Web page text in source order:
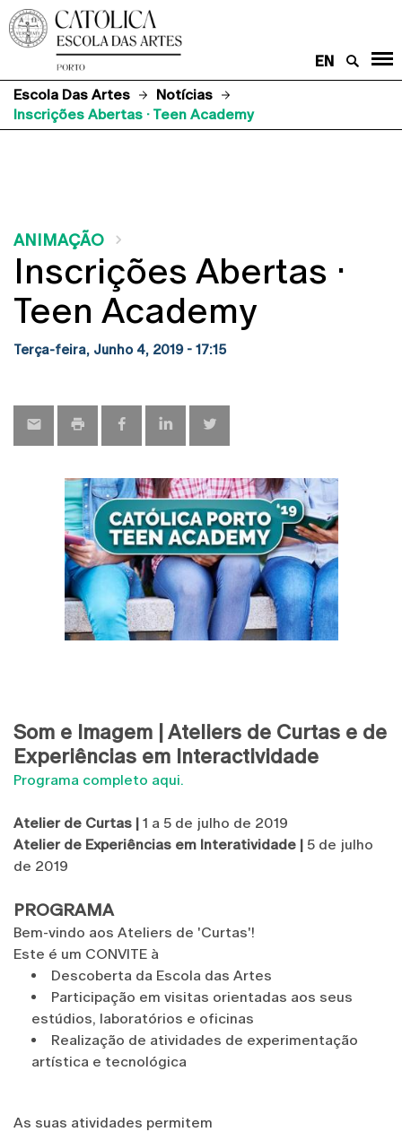
EN
Escola Das Artes
Notícias
Inscrições Abertas · Teen Academy
ANIMAÇÃO
Inscrições Abertas ·
Teen Academy
Terça-feira, Junho 4, 2019 - 17:15
Som e Imagem | Ateliers de Curtas e de
Experiências em Interactividade
Programa completo aqui.
Atelier de Curtas | 1 a 5 de julho de 2019
Atelier de Experiências em Interatividade | 5 de julho
de 2019
PROGRAMA
Bem-vindo aos Ateliers de 'Curtas'!
Este é um CONVITE à
Descoberta da Escola das Artes
Participação em visitas orientadas aos seus
estúdios, laboratórios e oficinas
Realização de atividades de experimentação
artística e tecnológica
As suas atividades permitem